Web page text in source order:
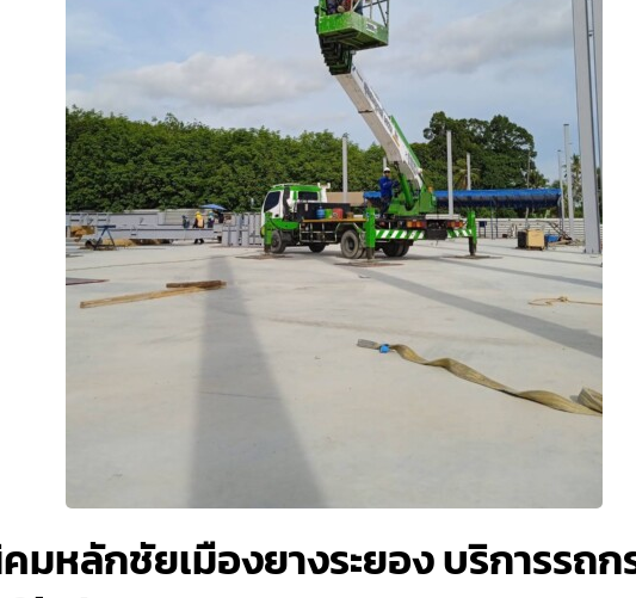
มหลักชัยเมืองยางระยอง บริการรถกร